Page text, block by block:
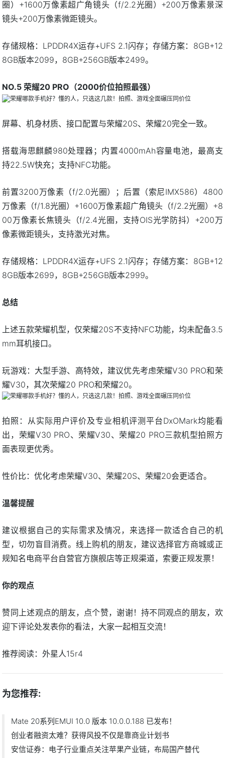
圈）+1600万像素超广角镜头（f/2.2光圈）+200万像素景深
镜头+200万像素微距镜头。
存储规格：LPDDR4X运存+UFS 2.1闪存；存储方案：8GB+12
8GB版本2099，8GB+256GB版本2499。
NO.5 荣耀20 PRO（2000价位拍照最强）
屏幕、机身材质、接口配置与荣耀20S、荣耀20完全一致。
搭载海思麒麟980处理器；内置4000mAh容量电池，最高支
持22.5W快充；支持NFC功能。
前置3200万像素（f/2.0光圈）；后置（索尼IMX586）4800
万像素（f/1.8光圈）+1600万像素超广角镜头（f/2.2光圈）+8
00万像素长焦镜头（f/2.4光圈，支持OIS光学防抖）+200万
像素微距镜头，支持激光对焦。
存储规格：LPDDR4X运存+UFS 2.1闪存；存储方案：8GB+12
8GB版本2699，8GB+256GB版本2999。
总结
上述五款荣耀机型，仅荣耀20S不支持NFC功能，均未配备3.5
mm耳机接口。
玩游戏：大型手游、高特效，建议优先考虑荣耀V30 PRO和荣
耀V30，其次荣耀20 PRO和荣耀20。
拍照：从实际用户评价及专业相机评测平台DxOMark均能看
出，荣耀V30 PRO、荣耀V30、荣耀20 PRO三款机型拍照方
面表现更优秀。
性价比：优化考虑荣耀V30、荣耀20S、荣耀20会更适合。
温馨提醒
建议根据自己的实际需求及情况，来选择一款适合自己的机
型，切勿盲目消费。线上购机的朋友，建议选择官方商城或正
规知名电商平台自营官方旗舰店等正规渠道，索要正规发票！
你的观点
赞同上述观点的朋友，点个赞，谢谢！持不同观点的朋友，欢
迎下评论处发表你的看法，大家一起相互交流！
推荐阅读：外星人15r4
为您推荐:
Mate 20系列EMUI 10.0 版本 10.0.0.188 已发布！
创业者融资太难？获得风投不仅是靠商业计划书
安信证券：电子行业重点关注苹果产业链，布局国产替代